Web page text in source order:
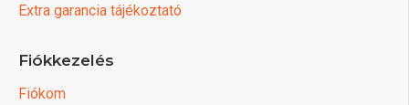
Extra garancia tájékoztató
Fiókkezelés
Fiókom